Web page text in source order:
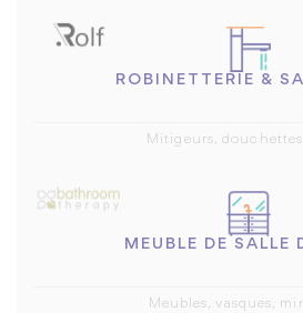
ROBINETTERIE &
Mitigeurs,
MEUBLE DE SALLE
Meubles, vasques,